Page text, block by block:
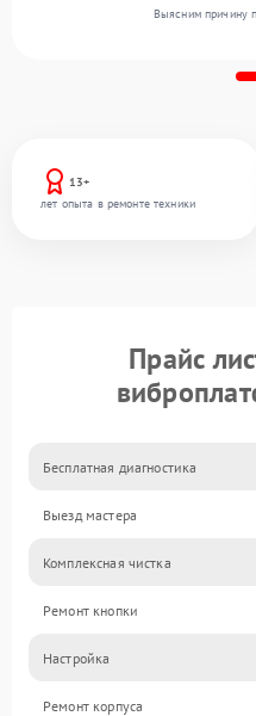
13+
лет опыта в ремонте техники
Выясним причину
Прайс
Бесплатная диагностика
Выезд мастера
Комплексная чистка
Ремонт кнопки
Настройка
Ремонт корпуса